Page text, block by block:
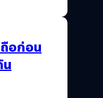
ถือก่อน
น